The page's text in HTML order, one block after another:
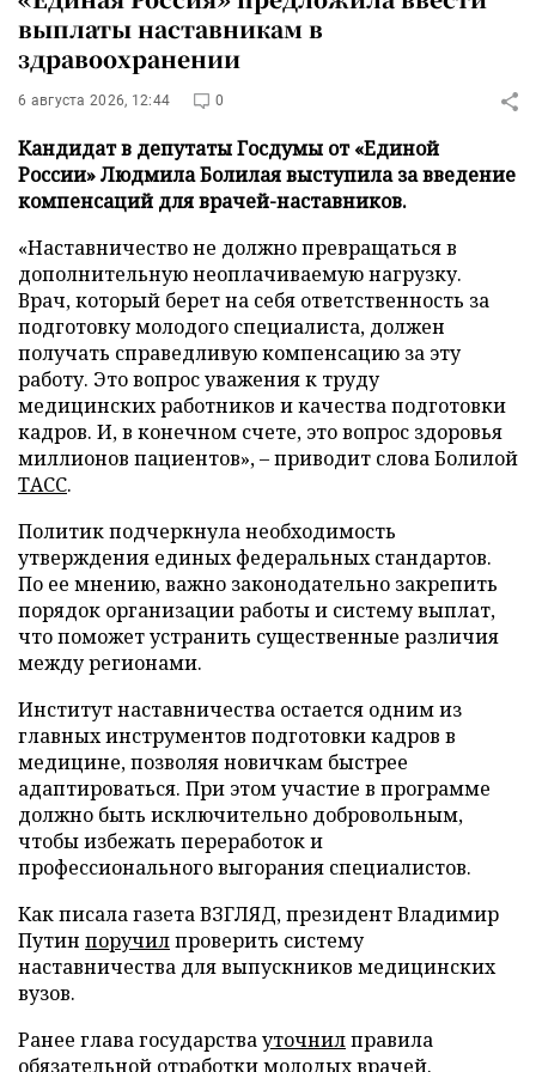
выплаты наставникам в
здравоохранении
6 августа 2026, 12:44 0
Кандидат в депутаты Госдумы от «Единой
России» Людмила Болилая выступила за введение
компенсаций для врачей-наставников.
«Наставничество не должно превращаться в
дополнительную неоплачиваемую нагрузку.
Врач, который берет на себя ответственность за
подготовку молодого специалиста, должен
получать справедливую компенсацию за эту
работу. Это вопрос уважения к труду
медицинских работников и качества подготовки
кадров. И, в конечном счете, это вопрос здоровья
миллионов пациентов», – приводит слова Болилой
ТАСС.
Политик подчеркнула необходимость
утверждения единых федеральных стандартов.
По ее мнению, важно законодательно закрепить
порядок организации работы и систему выплат,
что поможет устранить существенные различия
между регионами.
Институт наставничества остается одним из
главных инструментов подготовки кадров в
медицине, позволяя новичкам быстрее
адаптироваться. При этом участие в программе
должно быть исключительно добровольным,
чтобы избежать переработок и
профессионального выгорания специалистов.
Как писала газета ВЗГЛЯД, президент Владимир
Путин поручилпроверить систему
наставничества для выпускников медицинских
вузов.
Ранее глава государствауточнилправила
обязательной отработки молодых врачей.